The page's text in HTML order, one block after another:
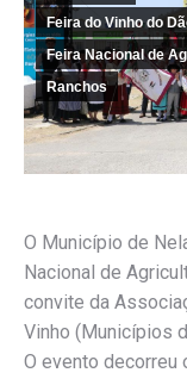
Feira do Vinho do
Feira Nacional de
Ranchos
O Município de
Nacional de
convite da
Vinho (Municípios
O evento decorreu